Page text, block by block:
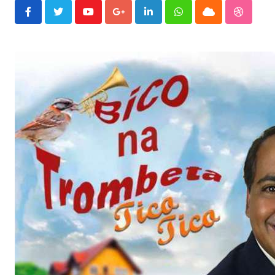
YoutubeGoogle+LinkedInWhatsappCloud